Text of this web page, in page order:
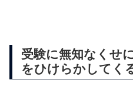
受験に無知なくせ
をひけらかしてく